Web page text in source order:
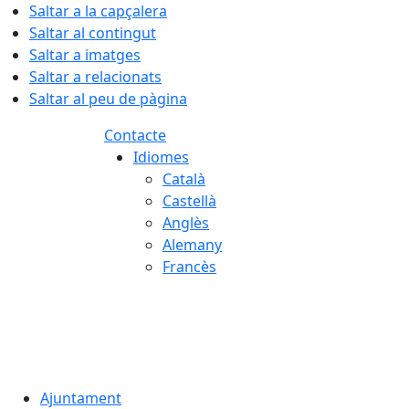
Saltar a la capçalera
Saltar al contingut
Saltar a imatges
Saltar a relacionats
Saltar al peu de pàgina
Contacte
Idiomes
Català
Castellà
Anglès
Alemany
Francès
Ajuntament